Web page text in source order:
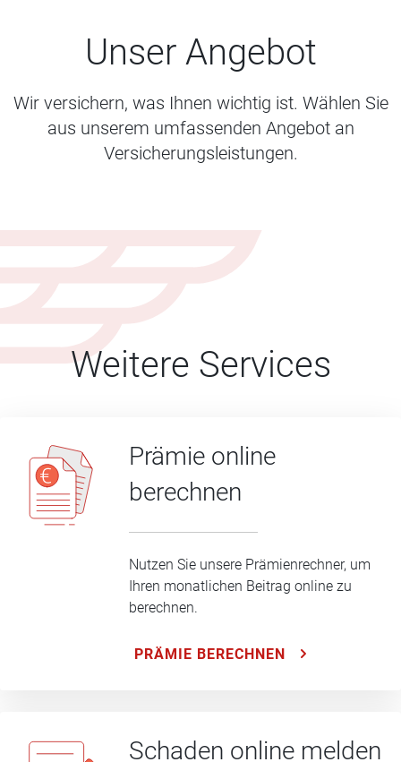
Unser Angebot
Wir versichern, was Ihnen wichtig ist. Wählen Sie
aus unserem umfassenden Angebot an
Versicherungsleistungen.
Weitere Services
Prämie online
berechnen
Nutzen Sie unsere Prämienrechner, um
Ihren monatlichen Beitrag online zu
berechnen.
PRÄMIE BERECHNEN
Schaden online melden